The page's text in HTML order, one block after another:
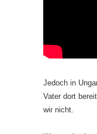
Jedoch in
Vater dort
wir nicht.